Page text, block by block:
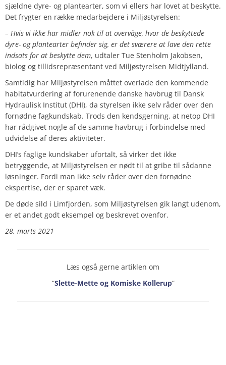
sjældne dyre- og plantearter, som vi ellers har lovet at beskytte.
Det frygter en række medarbejdere i Miljøstyrelsen:
– Hvis vi ikke har midler nok til at overvåge, hvor de beskyttede
dyre- og plantearter befinder sig, er det sværere at lave den rette
indsats for at beskytte dem, udtaler Tue Stenholm Jakobsen,
biolog og tillidsrepræsentant ved Miljøstyrelsen Midtjylland.
Samtidig har Miljøstyrelsen måttet overlade den kommende
habitatvurdering af forurenende danske havbrug til Dansk
Hydraulisk Institut (DHI), da styrelsen ikke selv råder over den
fornødne fagkundskab. Trods den kendsgerning, at netop DHI
har rådgivet nogle af de samme havbrug i forbindelse med
udvidelse af deres aktiviteter.
DHI’s faglige kundskaber ufortalt, så virker det ikke
betryggende, at Miljøstyrelsen er nødt til at gribe til sådanne
løsninger. Fordi man ikke selv råder over den fornødne
ekspertise, der er sparet væk.
De døde sild i Limfjorden, som Miljøstyrelsen gik langt udenom,
er et andet godt eksempel og beskrevet ovenfor.
28. marts 2021
Læs også gerne artiklen om
“Slette-Mette og Komiske Kollerup“